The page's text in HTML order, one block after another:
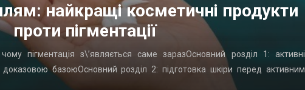
найкращі косметичні продукти
проти пігментації
пігментація з\’являється саме заразОсновний розділ 1: активні
доказовою базоюОсновний розділ 2: підготовка шкіри перед активним